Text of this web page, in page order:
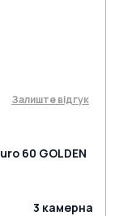
Залиште відгук
60 GOLDEN
3 камерна